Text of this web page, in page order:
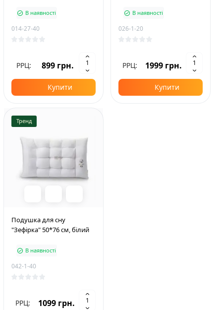
В наявності
014-27-40
РРЦ: 899 грн.
Купити
В наявності
026-1-20
РРЦ: 1999 грн.
Купити
Тренд
Подушка для сну
"Зефірка" 50*76 см, білий
В наявності
042-1-40
РРЦ: 1099 грн.